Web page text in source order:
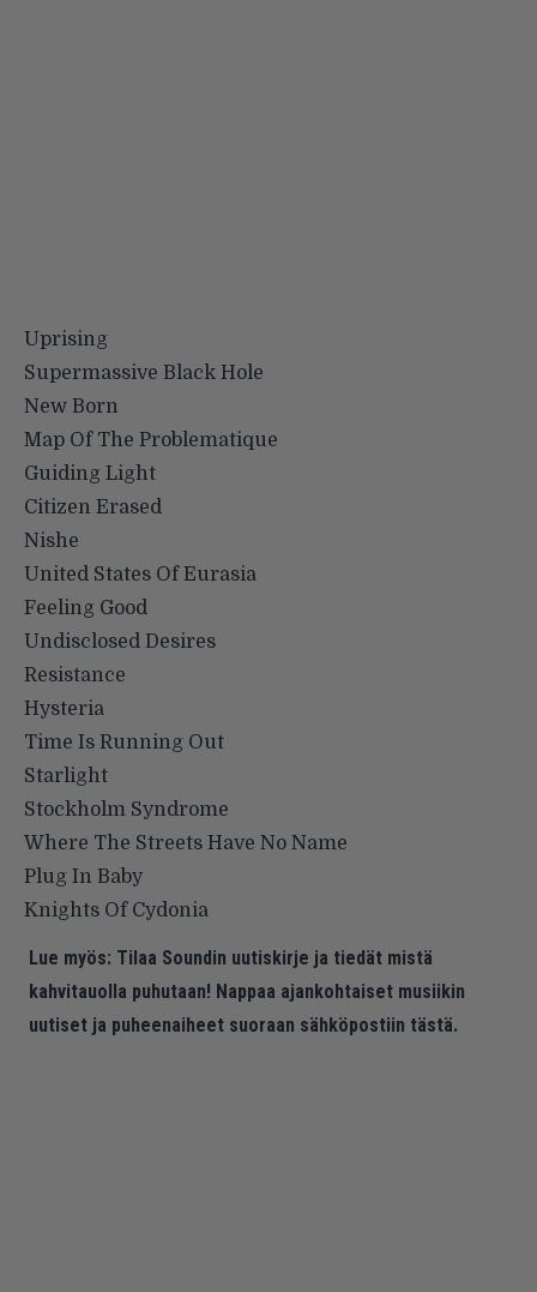
Uprising
Supermassive Black Hole
New Born
Map Of The Problematique
Guiding Light
Citizen Erased
Nishe
United States Of Eurasia
Feeling Good
Undisclosed Desires
Resistance
Hysteria
Time Is Running Out
Starlight
Stockholm Syndrome
Where The Streets Have No Name
Plug In Baby
Knights Of Cydonia
Lue myös: Tilaa Soundin uutiskirje ja tiedät mistä
kahvitauolla puhutaan! Nappaa ajankohtaiset musiikin
uutiset ja puheenaiheet suoraan sähköpostiin tästä.